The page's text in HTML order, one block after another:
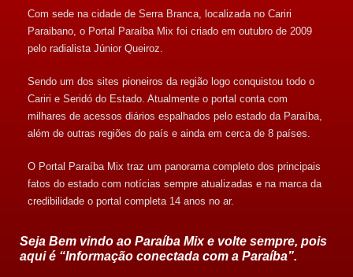
Com sede na cidade de Serra Branca, localizada no Cariri
Paraibano, o Portal Paraíba Mix foi criado em outubro de 2009
pelo radialista Júnior Queiroz.
Sendo um dos sites pioneiros da região logo conquistou todo o
Cariri e Seridó do Estado. Atualmente o portal conta com
milhares de acessos diários espalhados pelo estado da Paraíba,
além de outras regiões do país e ainda em cerca de 8 países.
O Portal Paraíba Mix traz um panorama completo dos principais
fatos do estado com notícias sempre atualizadas e na marca da
credibilidade o portal completa 14 anos no ar.
Seja Bem vindo ao Paraíba Mix e volte sempre, pois
aqui é “Informação conectada com a Paraíba”.